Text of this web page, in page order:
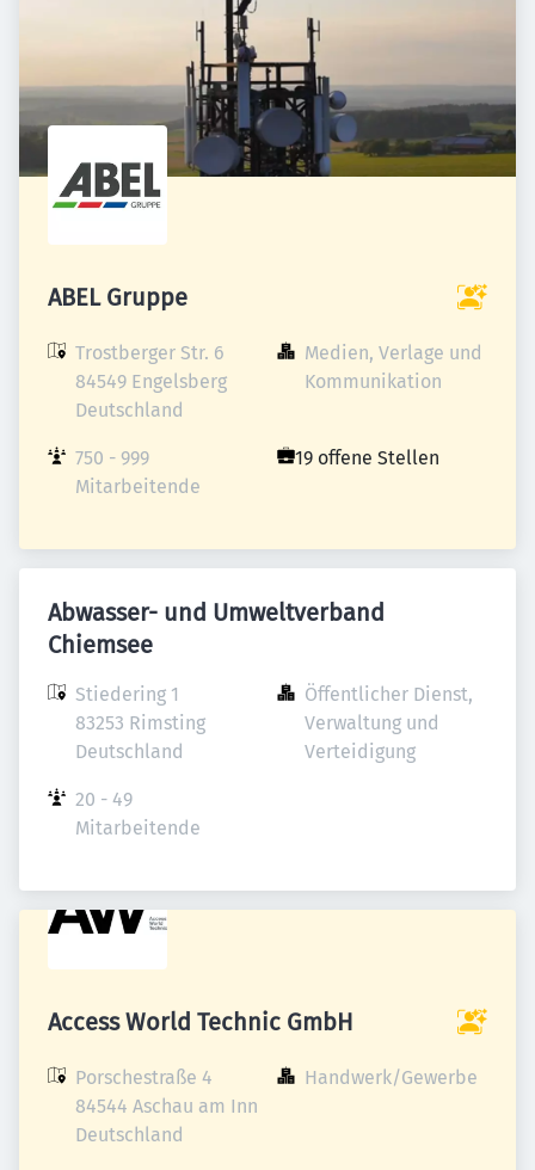
ABEL Gruppe
Trostberger Str. 6
84549 Engelsberg
Deutschland
Medien, Verlage und
Kommunikation
750 - 999
Mitarbeitende
19 offene Stellen
Abwasser- und Umweltverband
Chiemsee
Stiedering 1
83253 Rimsting
Deutschland
Öffentlicher Dienst,
Verwaltung und
Verteidigung
20 - 49
Mitarbeitende
Access World Technic GmbH
Porschestraße 4
84544 Aschau am Inn
Deutschland
Handwerk/Gewerbe